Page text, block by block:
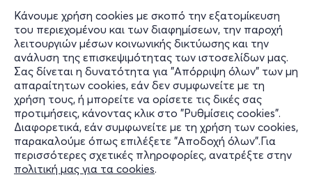
Κάνουμε χρήση cookies με σκοπό την εξατομίκευση
του περιεχομένου και των διαφημίσεων, την παροχή
λειτουργιών μέσων κοινωνικής δικτύωσης και την
ανάλυση της επισκεψιμότητας των ιστοσελίδων μας.
Σας δίνεται η δυνατότητα για "Απόρριψη όλων" των μη
απαραίτητων cookies, εάν δεν συμφωνείτε με τη
χρήση τους, ή μπορείτε να ορίσετε τις δικές σας
προτιμήσεις, κάνοντας κλικ στο "Ρυθμίσεις cookies".
Διαφορετικά, εάν συμφωνείτε με τη χρήση των cookies,
παρακαλούμε όπως επιλέξετε "Αποδοχή όλων".Για
περισσότερες σχετικές πληροφορίες, ανατρέξτε στην
πολιτική μας για τα cookies.
cocqaqkWyIpDnAQQ?usp=sharing
Πληροφορίες
Υποστήριξη
Stay Connected